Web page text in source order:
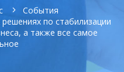
События
по стабилизации
а также все самое